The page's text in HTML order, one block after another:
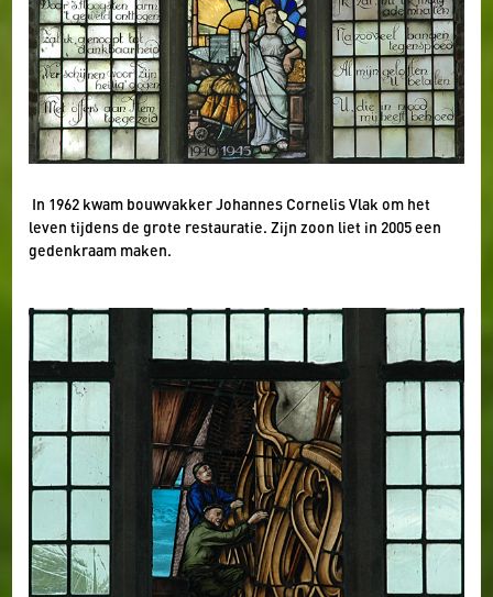
In 1962 kwam bouwvakker Johannes Cornelis Vlak om het
leven tijdens de grote restauratie. Zijn zoon liet in 2005 een
gedenkraam maken.